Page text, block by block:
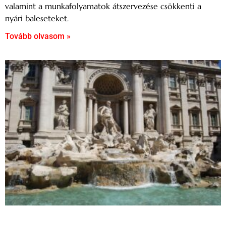
valamint a munkafolyamatok átszervezése csökkenti a
nyári baleseteket.
Tovább olvasom »